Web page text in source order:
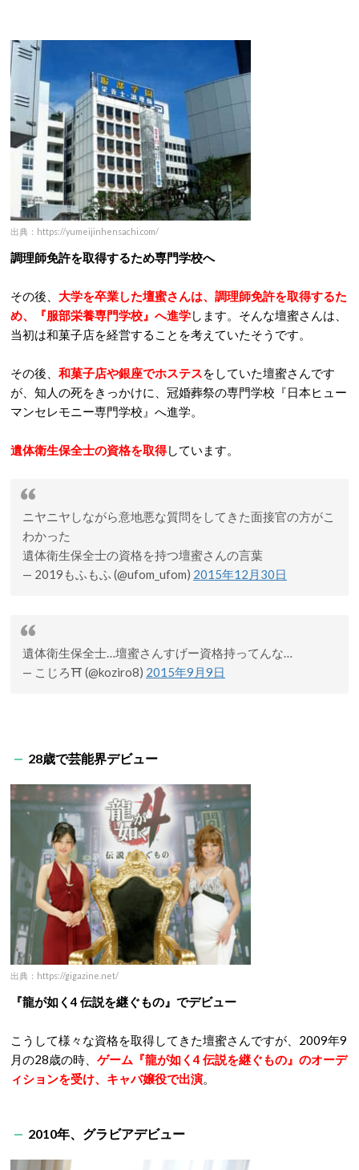
出典：https://yumeijinhensachi.com/
調理師免許を取得するため専門学校へ
その後、 大学を卒業した壇蜜さんは、調理師免許を取得するた
め、『服部栄養専門学校』へ進学します。そんな壇蜜さんは、
当初は和菓子店を経営することを考えていたそうです。
その後、 和菓子店や銀座でホステスをしていた壇蜜さんです
が、知人の死をきっかけに、冠婚葬祭の専門学校『日本ヒュー
マンセレモニー専門学校』へ進学。
遺体衛生保全士の資格を取得しています。
ニヤニヤしながら意地悪な質問をしてきた面接官の方がこ
わかった
遺体衛生保全士の資格を持つ壇蜜さんの言葉
— 2019もふもふ (@ufom_ufom) 2015年12月30日
遺体衛生保全士…壇蜜さんすげー資格持ってんな…
— こじろ⛩ (@koziro8) 2015年9月9日
28歳で芸能界デビュー
出典：https://gigazine.net/
『龍が如く4 伝説を継ぐもの』でデビュー
こうして様々な資格を取得してきた壇蜜さんですが、2009年9
月の28歳の時、 ゲーム『龍が如く4 伝説を継ぐもの』のオーデ
ィションを受け、キャバ嬢役で出演。
2010年、グラビアデビュー